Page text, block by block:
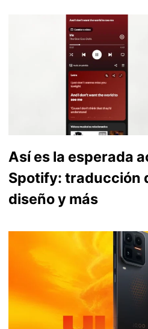
Así es la esperada
Spotify: traducción
diseño y más